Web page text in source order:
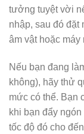
tưởng tuyệt vời
nhập, sau đó đặt
âm vật hoặc máy
Nếu bạn đang
không), hãy thử
mức có thể. Bạn
khi bạn đẩy
tốc độ đó cho